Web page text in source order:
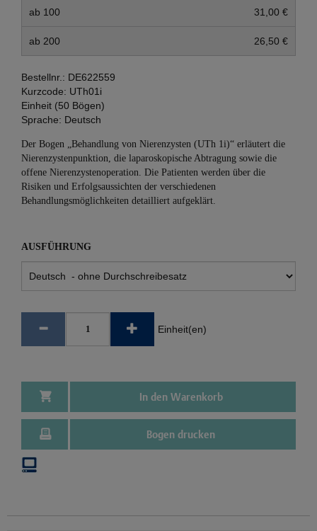
ab 100 31,00 €
ab 200 26,50 €
Bestellnr.: DE622559
Kurzcode: UTh01i
Einheit (50 Bögen)
Sprache: Deutsch
Der Bogen „Behandlung von Nierenzysten (UTh 1i)“ erläutert die
Nierenzystenpunktion, die laparoskopische Abtragung sowie die
offene Nierenzystenoperation. Die Patienten werden über die
Risiken und Erfolgsaussichten der verschiedenen
Behandlungsmöglichkeiten detailliert aufgeklärt.
AUSFÜHRUNG
Einheit(en)
In den Warenkorb
Bogen drucken